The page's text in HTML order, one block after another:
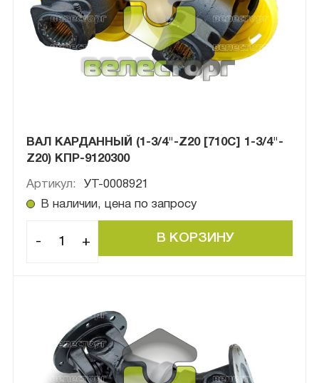
ВАЛ КАРДАННЫЙ (1-3/4"-Z20 [710C] 1-3/4"-
Z20) КПР-9120300
Артикул:
УТ-0008921
В наличии, цена по запросу
- +